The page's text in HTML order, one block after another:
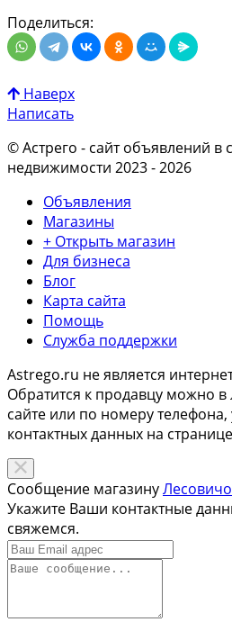
Поделиться:
Наверх
Написать
© Астрего - сайт объявлений в
недвижимости 2023 - 2026
Объявления
Магазины
+ Открыть магазин
Для бизнеса
Блог
Карта сайта
Помощь
Служба поддержки
Astrego.ru не является
Обратится к продавцу можно
сайте или по номеру телефона
контактных данных на
Сообщение магазину
Укажите Ваши контактные
свяжемся.